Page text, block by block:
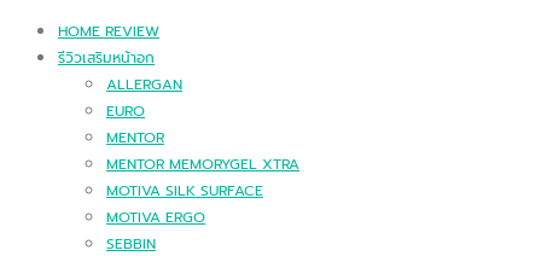
HOME REVIEW
รีวิวเสริมหน้าอก
ALLERGAN
EURO
MENTOR
MENTOR MEMORYGEL XTRA
MOTIVA SILK SURFACE
MOTIVA ERGO
SEBBIN